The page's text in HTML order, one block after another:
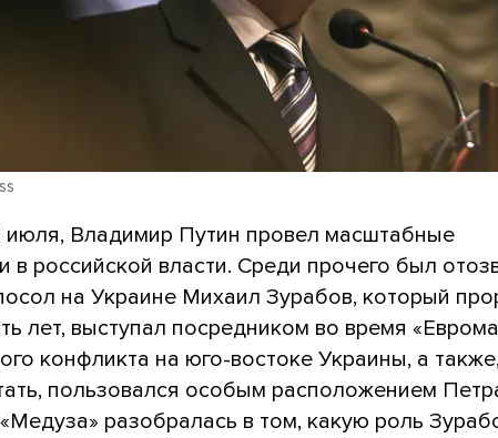
июля, Владимир Путин провел масштабные
в российской власти. Среди прочего был
на Украине Михаил Зурабов, который
лет, выступал посредником во время
конфликта на юго-востоке Украины, а
пользовался особым расположением
разобралась в том, какую роль